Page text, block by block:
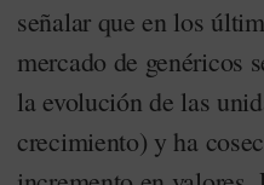
señalar que en los
mercado de genéricos
la evolución de las
crecimiento) y ha